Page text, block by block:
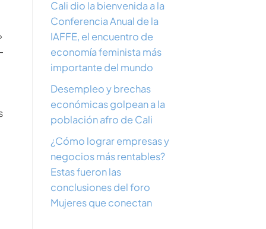
Cali dio la bienvenida a la
Conferencia Anual de la
IAFFE, el encuentro de
economía feminista más
importante del mundo
Desempleo y brechas
económicas golpean a la
población afro de Cali
¿Cómo lograr empresas y
negocios más rentables?
Estas fueron las
conclusiones del foro
Mujeres que conectan